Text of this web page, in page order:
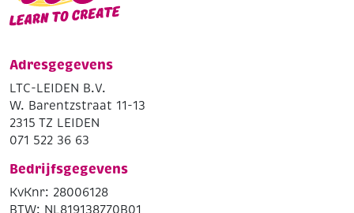
Adresgegevens
LTC-LEIDEN B.V.
W. Barentzstraat 11-13
2315 TZ LEIDEN
071 522 36 63
Bedrijfsgegevens
KvKnr: 28006128
BTW: NL819138770B01